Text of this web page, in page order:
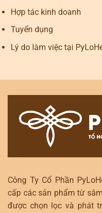
Hợp tác kinh doanh
Tuyển dụng
Lý do làm việc tại
Công Ty Cổ Phần
cấp các sản phẩm từ
được chọn lọc và phát